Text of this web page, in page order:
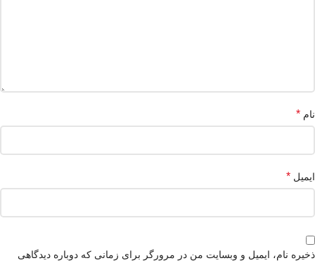
نام *
ایمیل *
ذخیره نام، ایمیل و وبسایت من در مرورگر برای زمانی که دوباره دیدگاهی